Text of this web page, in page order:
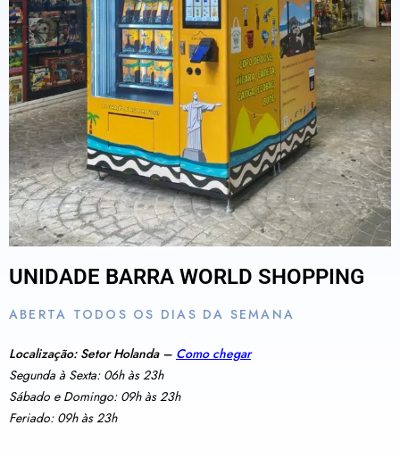
UNIDADE BARRA WORLD SHOPPING
ABERTA TODOS OS DIAS DA SEMANA
Localização: Setor Holanda – Como chegar
Segunda à Sexta: 06h às 23h
Sábado e Domingo: 09h às 23h
Feriado: 09h às 23h